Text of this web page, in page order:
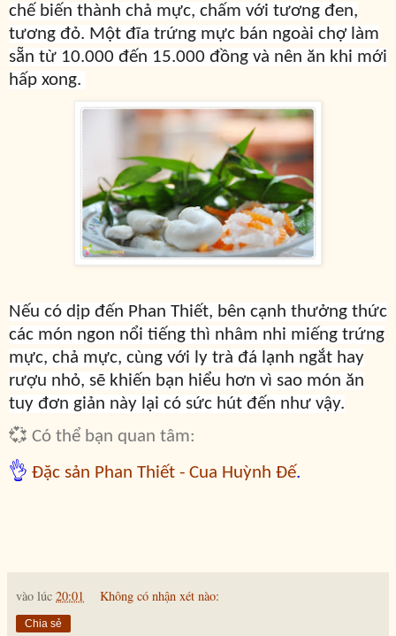
chế biến thành chả mực, chấm với tương đen,
tương đỏ. Một đĩa trứng mực bán ngoài chợ làm
sẵn từ 10.000 đến 15.000 đồng và nên ăn khi mới
hấp xong.
Nếu có dịp đến Phan Thiết, bên cạnh thưởng thức
các món ngon nổi tiếng thì nhâm nhi miếng trứng
mực, chả mực, cùng với ly trà đá lạnh ngắt hay
rượu nhỏ, sẽ khiến bạn hiểu hơn vì sao món ăn
tuy đơn giản này lại có sức hút đến như vậy.
💞 Có thể bạn quan tâm:
👌 Đặc sản Phan Thiết - Cua Huỳnh Đế.
vào lúc 20:01 Không có nhận xét nào:
Chia sẻ